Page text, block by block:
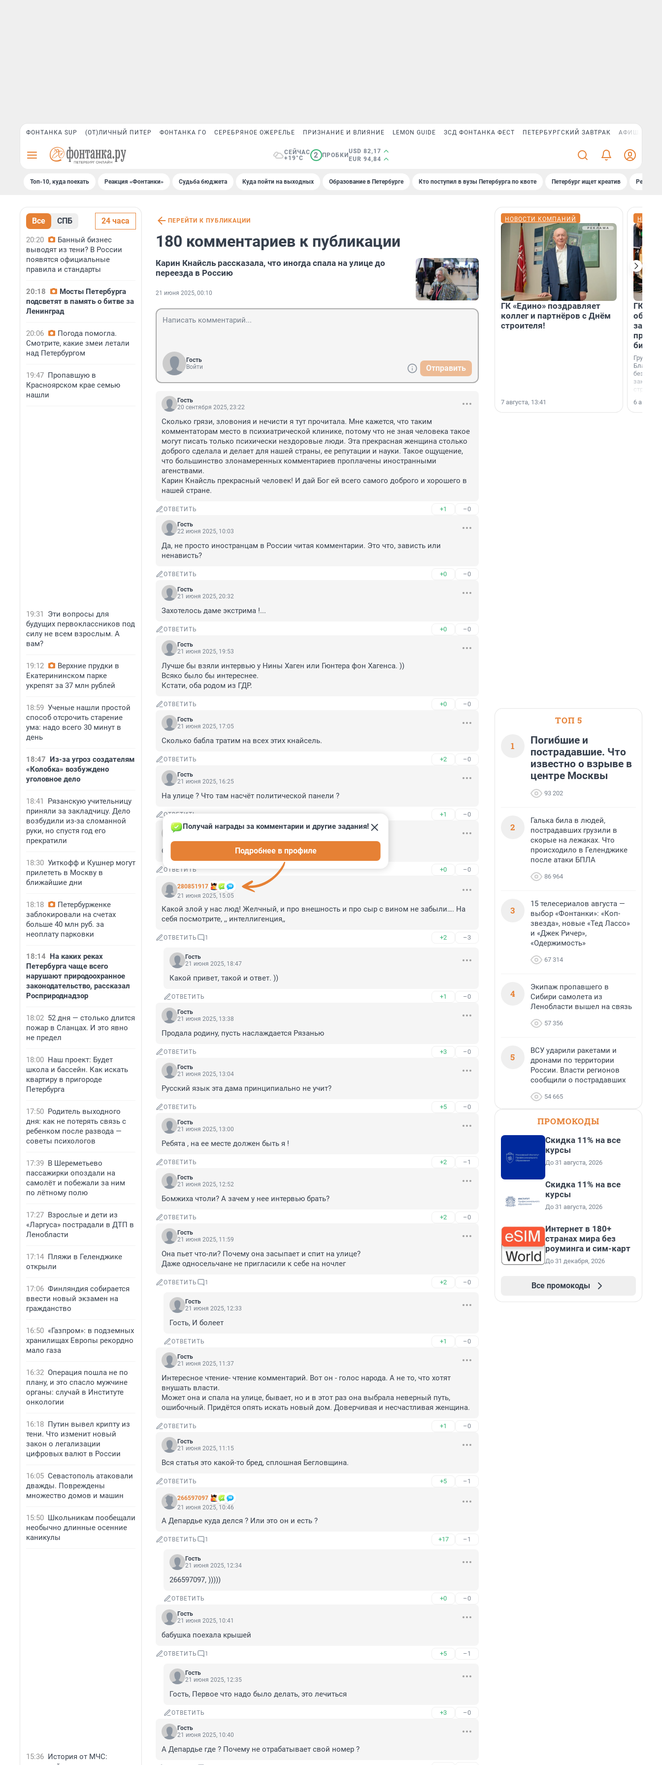
ФОНТАНКА SUP (ОТ)ЛИЧНЫЙ ПИТЕР ФОНТАНКА ГО СЕРЕБРЯНОЕ ОЖЕРЕЛЬЕ ПРИЗНАНИЕ И ВЛИЯНИЕ LEMON GUIDE ЗСД ФОНТАНКА ФЕСТ ПЕТЕРБУРГСКИЙ ЗАВТРАК АФИША PLUS
СЕЙЧАС
+19°C
2 ПРОБКИ
USD 82,17
EUR 94,84
Топ-10, куда поехать Реакция «Фонтанки» Судьба бюджета Куда пойти на выходных Образование в Петербурге Кто поступил в вузы Петербурга по квоте Петербург ищет креатив
Все СПБ 24 часа
20:20
Банный бизнес
выводят из тени? В России
появятся официальные
правила и стандарты
20:18
Мосты Петербурга
подсветят в память о битве за
Ленинград
20:06
Погода помогла.
Смотрите, какие змеи летали
над Петербургом
19:47 Пропавшую в
Красноярском крае семью
нашли
19:31
Эти вопросы для
будущих первоклассников под
силу не всем взрослым. А
вам?
19:12
Верхние прудки в
Екатерининском парке
укрепят за 37 млн рублей
18:59 Ученые нашли простой
способ отсрочить старение
ума: надо всего 30 минут в
день
18:47 Из-за угроз создателям
«Колобка» возбуждено
уголовное дело
18:41
Рязанскую учительницу
приняли за закладчицу. Дело
возбудили из-за сломанной
руки, но спустя год его
прекратили
18:30 Уиткофф и Кушнер могут
прилететь в Москву в
ближайшие дни
18:18
Петербурженке
заблокировали на счетах
больше 40 млн руб. за
неоплату парковки
18:14 На каких реках
Петербурга чаще всего
нарушают природоохранное
законодательство, рассказал
Росприроднадзор
18:02 52 дня — столько длится
пожар в Сланцах. И это явно
не предел
18:00 Наш проект: Будет
школа и бассейн. Как искать
квартиру в пригороде
Петербурга
17:50 Родитель выходного
дня: как не потерять связь с
ребенком после развода —
советы психологов
17:39 В Шереметьево
пассажирки опоздали на
самолёт и побежали за ним
по лётному полю
17:27 Взрослые и дети из
«Ларгуса» пострадали в ДТП в
Ленобласти
17:14 Пляжи в Геленджике
открыли
17:06 Финляндия собирается
ввести новый экзамен на
гражданство
16:50 «Газпром»: в подземных
хранилищах Европы рекордно
мало газа
16:32 Операция пошла не по
плану, и это спасло мужчине
органы: случай в Институте
онкологии
16:18 Путин вывел крипту из
тени. Что изменит новый
закон о легализации
цифровых валют в России
16:05 Севастополь атаковали
дважды. Повреждены
множество домов и машин
15:50 Школьникам пообещали
необычно длинные осенние
каникулы
15:36 История от МЧС:
ПЕРЕЙТИ К ПУБЛИКАЦИИ
180 комментариев к публикации
Карин Кнайсль рассказала, что иногда спала на улице до
переезда в Россию
21 июня 2025, 00:10
Гость
Войти
Отправить
Гость
20 сентября 2025, 23:22
Сколько грязи, зловония и нечисти я тут прочитала. Мне кажется, что таким
комментаторам место в психиатрической клинике, потому что не зная человека такое
могут писать только психически нездоровые люди. Эта прекрасная женщина столько
доброго сделала и делает для нашей страны, ее репутации и науки. Такое ощущение,
что большинство злонамеренных комментариев проплачены иностранными
агенствами.
Карин Кнайсль прекрасный человек! И дай Бог ей всего самого доброго и хорошего в
нашей стране.
ОТВЕТИТЬ +1 –0
Гость
22 июня 2025, 10:03
Да, не просто иностранцам в России читая комментарии. Это что, зависть или
ненависть?
ОТВЕТИТЬ +0 –0
Гость
21 июня 2025, 20:32
Захотелось даме экстрима !...
ОТВЕТИТЬ +0 –0
Гость
21 июня 2025, 19:53
Лучше бы взяли интервью у Нины Хаген или Гюнтера фон Хагенса. ))
Всяко было бы интереснее.
Кстати, оба родом из ГДР.
ОТВЕТИТЬ +0 –0
Гость
21 июня 2025, 17:05
Сколько бабла тратим на всех этих кнайсель.
ОТВЕТИТЬ +2 –0
Гость
21 июня 2025, 16:25
На улице ? Что там насчёт политической панели ?
ОТВЕТИТЬ +1 –0
Гость
О, матерь Божья!
ОТВЕТИТЬ +0 –0
280851917
Получай награды за комментарии и другие задания!
Подробнее в профиле
21 июня 2025, 15:05
Какой злой у нас люд! Желчный, и про внешность и про сыр с вином не забыли…. На
себя посмотрите, ,, интеллигенция,,
ОТВЕТИТЬ 1 +2 –3
Гость
21 июня 2025, 18:47
Какой привет, такой и ответ. ))
ОТВЕТИТЬ +1 –0
Гость
21 июня 2025, 13:38
Продала родину, пусть наслаждается Рязанью
ОТВЕТИТЬ +3 –0
Гость
21 июня 2025, 13:04
Русский язык эта дама принципиально не учит?
ОТВЕТИТЬ +5 –0
Гость
21 июня 2025, 13:00
Ребята , на ее месте должен быть я !
ОТВЕТИТЬ +2 –1
Гость
21 июня 2025, 12:52
Бомжиха чтоли? А зачем у нее интервью брать?
ОТВЕТИТЬ +2 –0
Гость
21 июня 2025, 11:59
Она пьет что-ли? Почему она засыпает и спит на улице?
Даже односельчане не пригласили к себе на ночлег
ОТВЕТИТЬ 1 +2 –0
Гость
21 июня 2025, 12:33
Гость, И болеет
ОТВЕТИТЬ +1 –0
Гость
21 июня 2025, 11:37
Интересное чтение- чтение комментарий. Вот он - голос народа. А не то, что хотят
внушать власти.
Может она и спала на улице, бывает, но и в этот раз она выбрала неверный путь,
ошибочный. Придётся опять искать новый дом. Доверчивая и несчастливая женщина.
ОТВЕТИТЬ +1 –0
Гость
21 июня 2025, 11:15
Вся статья это какой-то бред, сплошная Бегловщина.
ОТВЕТИТЬ +5 –1
266597097
21 июня 2025, 10:46
А Депардье куда делся ? Или это он и есть ?
ОТВЕТИТЬ 1 +17 –1
Гость
21 июня 2025, 12:34
266597097, )))))
ОТВЕТИТЬ +0 –0
Гость
21 июня 2025, 10:41
бабушка поехала крышей
ОТВЕТИТЬ 1 +5 –1
Гость
21 июня 2025, 12:35
Гость, Первое что надо было делать, это лечиться
ОТВЕТИТЬ +3 –0
Гость
21 июня 2025, 10:40
А Депардье где ? Почему не отрабатывает свой номер ?
НОВОСТИ КОМПАНИЙ
ГК «Едино» поздравляет
коллег и партнёров с Днём
строителя!
7 августа, 13:41
ГК
Группа
6
ТОП 5
1
Погибшие и
пострадавшие. Что
известно о взрыве в
центре Москвы
93 202
2
Галька била в людей,
пострадавших грузили в
скорые на лежаках. Что
происходило в Геленджике
после атаки БПЛА
86 964
3
15 телесериалов августа —
выбор «Фонтанки»: «Коп-
звезда», новые «Тед Лассо»
и «Джек Ричер»,
«Одержимость»
67 314
4
Экипаж пропавшего в
Сибири самолета из
Ленобласти вышел на связь
57 356
5
ВСУ ударили ракетами и
дронами по территории
России. Власти регионов
сообщили о пострадавших
54 665
ПРОМОКОДЫ
Скидка 11% на все
курсы
До 31 августа, 2026
Скидка 11% на все
курсы
До 31 августа, 2026
Интернет в 180+
странах мира без
роуминга и сим-карт
До 31 декабря, 2026
Все промокоды